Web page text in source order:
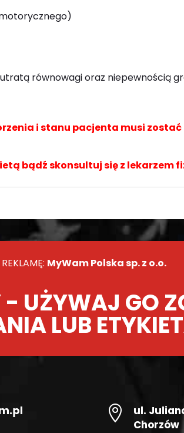
równowagi oraz niepewnością
i stanu pacjenta musi
bądź skonsultuj się z lekarzem
MyWam Polska sp. z o.o.
UŻYWAJ GO
LUB
 ul.
Chorzów